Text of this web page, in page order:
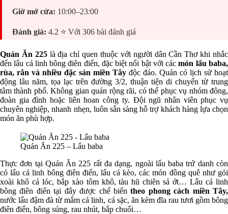
Giờ mở cửa: 10:00–23:00
Đánh giá: 4.2 ⭐ Với 306 bài đánh giá
Quán Ăn 225là địa chỉ quen thuộc với người dân Cần Thơ khi nhắc
đến lẩu cá linh bông điên điển, đặc biệt nổi bật với cácmón lẩu baba,
rùa, rắn và nhiều đặc sản miền Tây độc đáo. Quán có lịch sử hoạt
động lâu năm, tọa lạc trên đường 3/2, thuận tiện di chuyển từ trung
tâm thành phố. Không gian quán rộng rãi, có thể phục vụ nhóm đông,
đoàn gia đình hoặc liên hoan công ty. Đội ngũ nhân viên phục vụ
chuyên nghiệp, nhanh nhẹn, luôn sẵn sàng hỗ trợ khách hàng lựa chọn
món ăn phù hợp.
Quán Ăn 225 – Lẩu baba
Thực đơn tại Quán Ăn 225 rất đa dạng, ngoài lẩu baba trứ danh còn
có lẩu cá linh bông điên điển, lẩu cá kèo, các món đồng quê như gỏi
xoài khô cá lóc, bắp xào tôm khô, tàu hũ chiên sả ớt… Lẩu cá linh
bông điên điển tại đây được chế biếntheo phong cách miền Tây,
nước lẩu đậm đà từ mắm cá linh, cá sặc, ăn kèm đĩa rau tươi gồm bông
điên điển, bông súng, rau nhút, bắp chuối…